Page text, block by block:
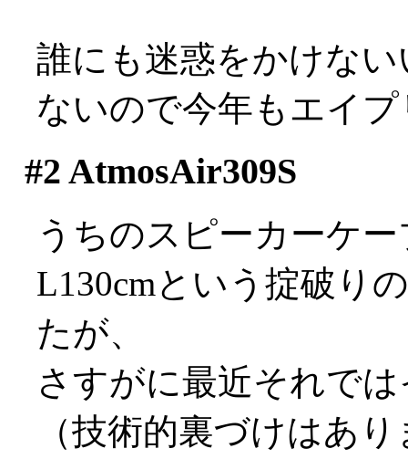
誰にも迷惑をかけな
ないので今年もエイ
#2 AtmosAir309S
うちのスピーカーケ
L130cmという掟破り
たが、
さすがに最近それで
（技術的裏づけはあ